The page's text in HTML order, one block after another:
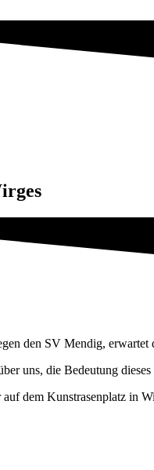
den SV Mendig,
uns, die Bedeutung
dem Kunstrasenplatz in